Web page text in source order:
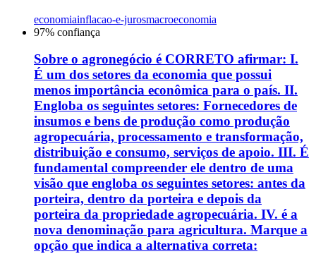
economiainflacao-e-jurosmacroeconomia
97% confiança
Sobre o agronegócio é CORRETO afirmar: I.
É um dos setores da economia que possui
menos importância econômica para o país. II.
Engloba os seguintes setores: Fornecedores de
insumos e bens de produção como produção
agropecuária, processamento e transformação,
distribuição e consumo, serviços de apoio. III. É
fundamental compreender ele dentro de uma
visão que engloba os seguintes setores: antes da
porteira, dentro da porteira e depois da
porteira da propriedade agropecuária. IV. é a
nova denominação para agricultura. Marque a
opção que indica a alternativa correta: